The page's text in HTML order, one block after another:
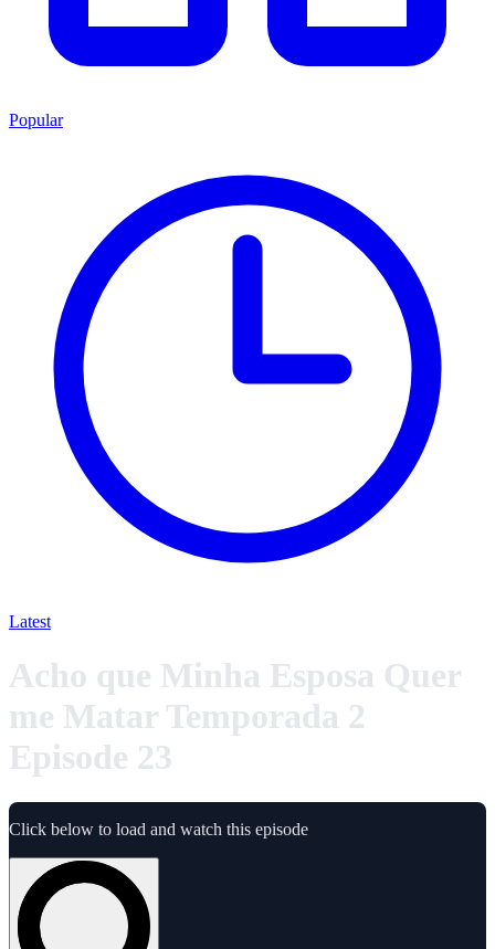
Popular
Latest
Acho que Minha Esposa Quer
me Matar Temporada 2
Episode 23
Click below to load and watch this episode